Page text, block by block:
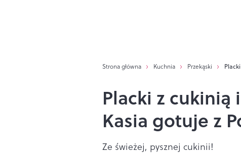
Strona główna Kuchnia Przekąski
Placki z
Kasia gotuje z
Ze świeżej, pysznej cukinii!